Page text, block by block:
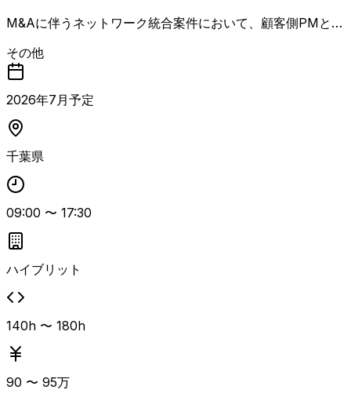
M&Aに伴うネットワーク統合案件において、顧客側PMと密
PMポジションです。 ネットワーク統合プロジェクトの計画
立案、進捗・課題・リスク管理、インフラ・NW領域の移行
設計や運用プロセスの標準化・定着化をリードいただきま
す。 加えて、M&A対象企業や各事業部（ユーザー部門）と
の要望ヒアリング、要件整理、複雑な利害関係の調整と合意
ネジメントが求められます。 現状のネットワークおよびIT
運用のAs-Is/To-Be整理・可視化、某社運用サービス導入・
移行に向けた提案、RFP/SOW作成支援、常駐メンバー体制
の統括や業務管理、品質リードも担当範囲に含まれます。
現場評価獲得後は若手メンバーとのセット参画も歓迎される
長期想定の案件です。
その他
2026年7月予定
千葉県
09:00 〜 17:30
ハイブリット
140h 〜 180h
90 〜 95万